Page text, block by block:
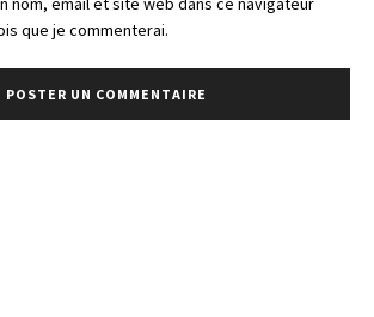
que je commenterai.